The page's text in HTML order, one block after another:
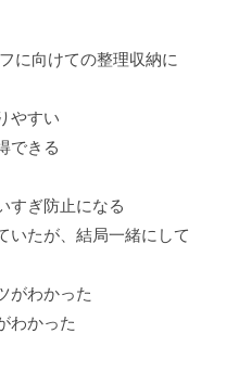
に向けての整理収納に
やすい
できる
すぎ防止になる
たが、結局一緒にして
がわかった
わかった